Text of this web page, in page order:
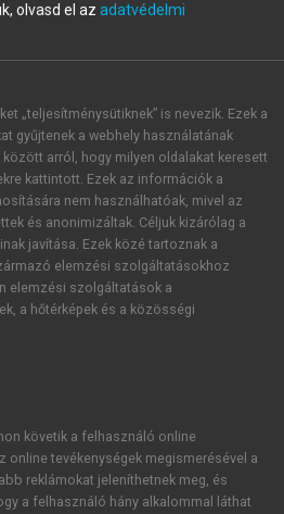
automatikusan
FIÓKKAL
olvasd el az adatvédelmi
„teljesítménysütiknek” is nevezik. Ezek a
gyűjtenek a webhely használatának
arról, hogy milyen oldalakat keresett
kattintott. Ezek az információk a
nem használhatóak, mivel az
és anonimizáltak. Céljuk kizárólag a
javítása. Ezek közé tartoznak a
elemzési szolgáltatásokhoz
elemzési szolgáltatások a
a hőtérképek és a közösségi
követik a felhasználó online
online tevékenységek megismerésével a
reklámokat jeleníthetnek meg, és
a felhasználó hány alkalommal láthat